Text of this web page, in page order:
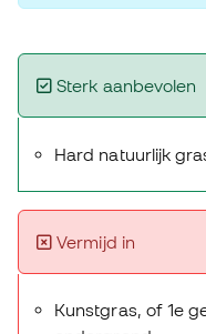
Sterk aanbevolen
Hard natuurlijk
Vermijd in
Kunstgras, of 1e